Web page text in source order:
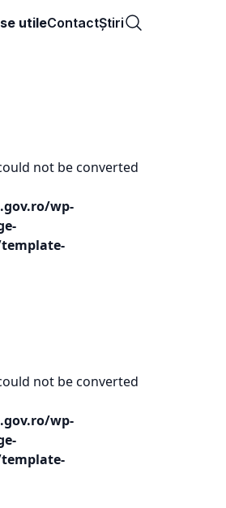
utileContactȘtiri
not be converted
wp-
not be converted
wp-